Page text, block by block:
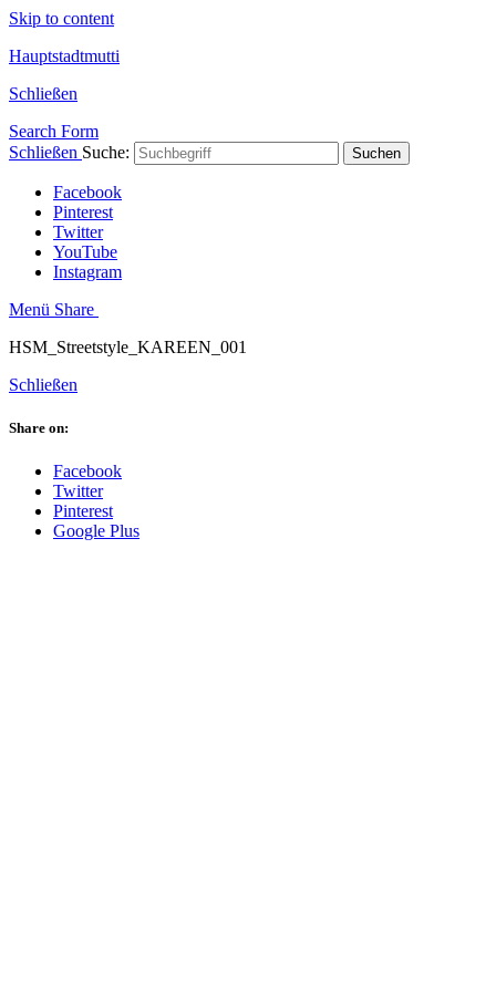
Skip to content
Hauptstadtmutti
Schließen
Search Form
Schließen Suche: Suchen
Facebook
Pinterest
Twitter
YouTube
Instagram
Menü Share
HSM_Streetstyle_KAREEN_001
Schließen
Share on:
Facebook
Twitter
Pinterest
Google Plus